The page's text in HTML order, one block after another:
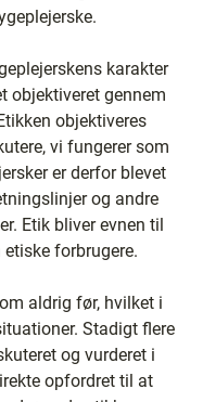
karakter
objektiveret gennem
objektiveres
vi fungerer som
er derfor blevet
og andre
Etik bliver evnen til
forbrugere.
aldrig før, hvilket i
Stadigt flere
og vurderet i
opfordret til at